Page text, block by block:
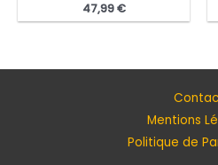
47,99€
Mentions
Politique de